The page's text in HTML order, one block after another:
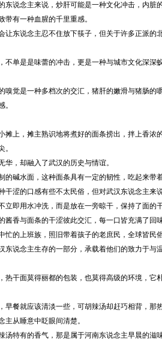
东说念主来说，炒肝可能是一种文化冲击，内脏
有一种血腥的千里重感。
让东说念主忍不住放下筷子，但关于许多正派的
不单是是味蕾的冲击，更是一种与城市文化深深
嗅觉是一种多档次的交汇，猪肝的嫩滑与猪肠的
。
摊上，摊主熟识地将煮好的面条捞出，拌上香浓
华，却融入了武汉的历史与情谊。
的碱水面，这种面条具有一定的韧性，吃起来带
干涩的口感有些不太民俗，但对武汉东说念主来
立即用水冲洗，而是放在一旁晾干，保持了面的
酱香与面条的干涩彼此交汇，每一口皆充满了回
忙的上班族，照旧带着孩子的老庶民，全球皆民
东说念主生存的一部分，承载着他们的致力于与
热干面莫得丽都的包装，也莫得高级的环境，它
早餐就应该清淡一些，可胡辣汤却赶巧相背，那
主从睡意中眨眼间清楚。
汤特有的香气，那是属于河南东说念主早晨的滋